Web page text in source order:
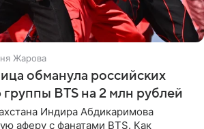
Жарова
обманула российских
BTS на 2 млн рублей
Индира Абдикаримова
аферу с фанатами BTS. Как